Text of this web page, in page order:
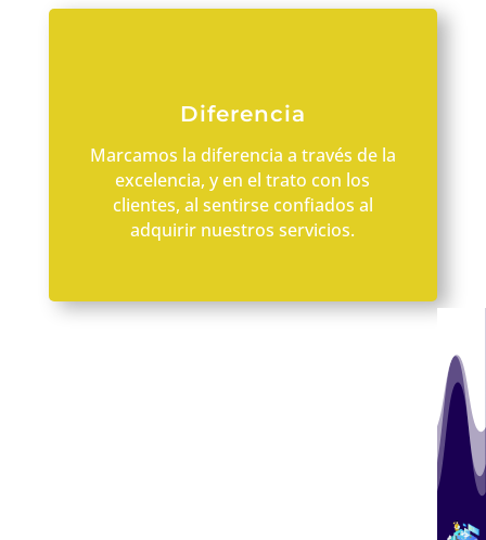
Diferencia
Marcamos la diferencia a través de la
excelencia, y en el trato con los
clientes, al sentirse confiados al
adquirir nuestros servicios.